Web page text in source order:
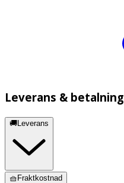
Leverans & betalning
🚚Leverans
🧺Fraktkostnad